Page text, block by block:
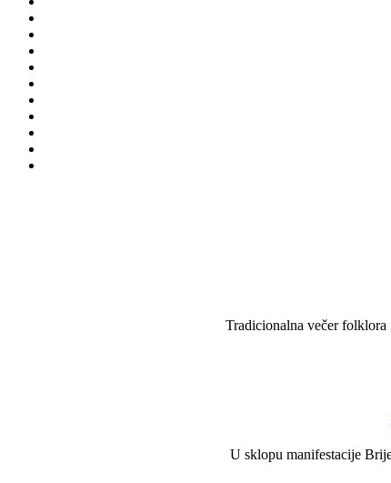
Tradicionalna večer folklora
U sklopu manifestacije